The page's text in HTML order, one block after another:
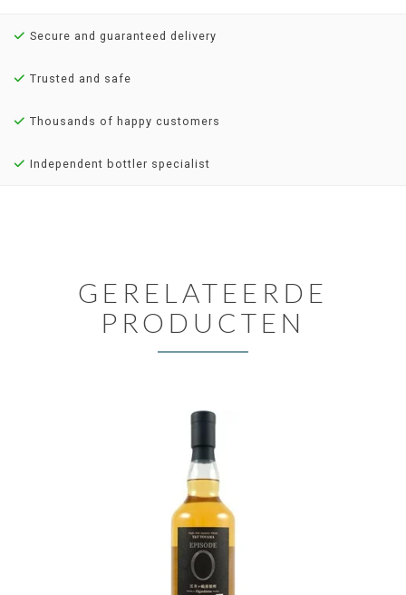
Secure and guaranteed delivery
Trusted and safe
Thousands of happy customers
Independent bottler specialist
GERELATEERDE
PRODUCTEN